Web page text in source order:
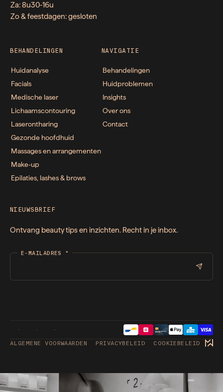
Za: 8u30-16u
Zo & feestdagen: gesloten
BEHANDELINGEN
Huidanalyse
Facials
Medische laser
Lichaamscontouring
Laserontharing
Gezonde hoofdhuid
Massages en arrangementen
Make-up
Epilaties, lashes & brows
NAVIGATIE
Behandelingen
Huidproblemen
Insights
Over ons
Contact
NIEUWSBRIEF
Ontvang beauty tips en inzichten. Recht in je inbox.
E-MAILADRES *
ALGEMENE VOORWAARDEN PRIVACYBELEID COOKIEBELEID